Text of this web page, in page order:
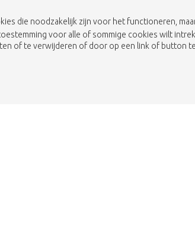
die noodzakelijk zijn voor het functioneren,
voor alle of sommige cookies wilt
of te verwijderen of door op een link of button